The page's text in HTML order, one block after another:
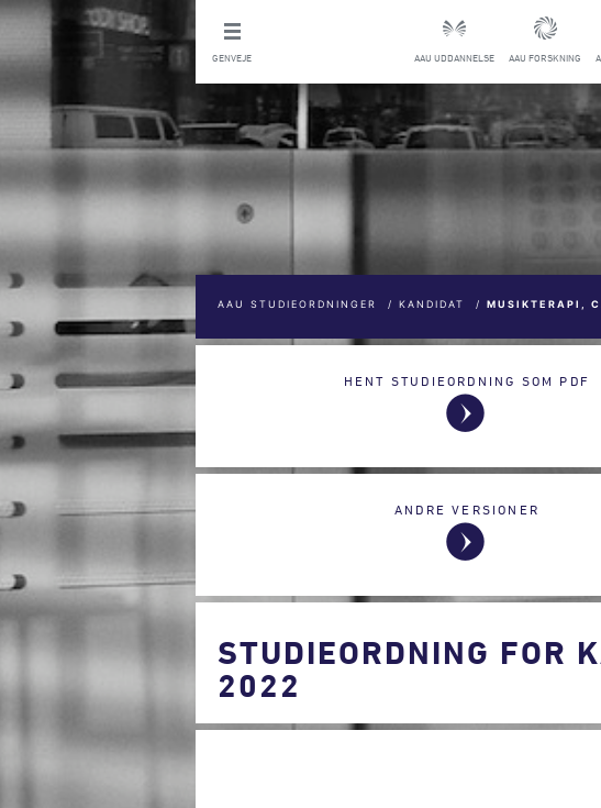
GENVEJE AAU UDDANNELSE AAU FORSKNING
AAU STUDIEORDNINGER / KANDIDAT / MUSIKTERAPI,
HENT STUDIEORDNING SOM PDF
ANDRE VERSIONER
STUDIEORDNING FOR
2022